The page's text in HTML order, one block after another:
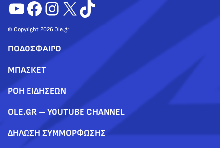
YouTube
Facebook
Instagram
X TikTok
© Copyright 2026 Ole.gr
ΠΟΔΟΣΦΑΙΡΟ
ΜΠΑΣΚΕΤ
ΡΟΗ ΕΙΔΗΣΕΩΝ
OLE.GR – YOUTUBE CHANNEL
ΔΗΛΩΣΗ ΣΥΜΜΟΡΦΩΣΗΣ